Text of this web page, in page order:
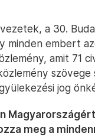
a 30.
minden embert
amit 71
jog
meg a